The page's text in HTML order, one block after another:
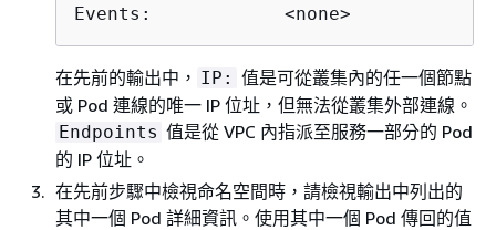
Events:            <none>
在先前的輸出中， IP: 值是可從叢集內的任一個節點
或 Pod 連線的唯一 IP 位址，但無法從叢集外部連線。
Endpoints 值是從 VPC 內指派至服務一部分的 Pod
的 IP 位址。
在先前步驟中檢視命名空間時，請檢視輸出中列出的
其中一個 Pod 詳細資訊。使用其中一個 Pod 傳回的值